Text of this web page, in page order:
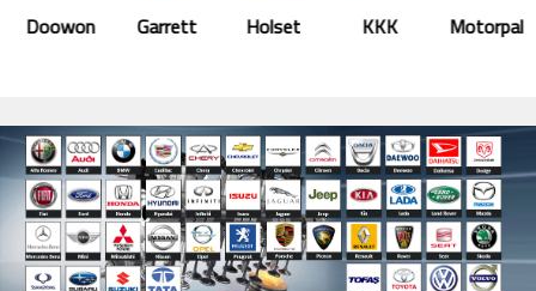
Garrett Holset KKK Motorpal